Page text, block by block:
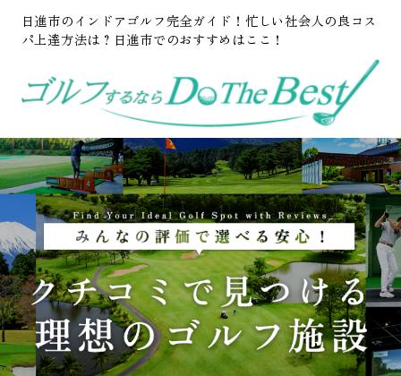
日進市のインドアゴルフ完全ガイド！忙しい社会人の良コス
パ上達方法は？日進市でのおすすめはここ！